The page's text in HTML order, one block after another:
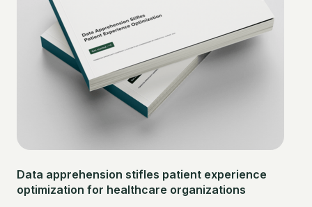
Data apprehension stifles patient experience
optimization for healthcare organizations